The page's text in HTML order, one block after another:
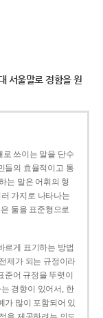
서울말로 정함을 원
쓰이는 말을 단수
들의 효율적이고 통
는 말은 어휘의 형
가지로 나타나는
둘을 표준형으로
르게 표기하는 방법
제가 되는 규정이라
준어 규정을 뚜렷이
경향이 있어서, 한
가 많이 포함되어 있